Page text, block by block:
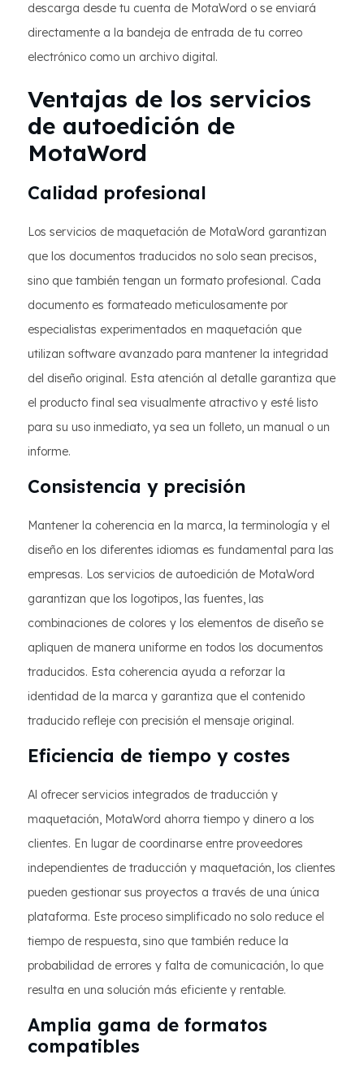
descarga desde tu cuenta de MotaWord o se enviará
directamente a la bandeja de entrada de tu correo
electrónico como un archivo digital.
Ventajas de los servicios
de autoedición de
MotaWord
Calidad profesional
Los servicios de maquetación de MotaWord garantizan
que los documentos traducidos no solo sean precisos,
sino que también tengan un formato profesional. Cada
documento es formateado meticulosamente por
especialistas experimentados en maquetación que
utilizan software avanzado para mantener la integridad
del diseño original. Esta atención al detalle garantiza que
el producto final sea visualmente atractivo y esté listo
para su uso inmediato, ya sea un folleto, un manual o un
informe.
Consistencia y precisión
Mantener la coherencia en la marca, la terminología y el
diseño en los diferentes idiomas es fundamental para las
empresas. Los servicios de autoedición de MotaWord
garantizan que los logotipos, las fuentes, las
combinaciones de colores y los elementos de diseño se
apliquen de manera uniforme en todos los documentos
traducidos. Esta coherencia ayuda a reforzar la
identidad de la marca y garantiza que el contenido
traducido refleje con precisión el mensaje original.
Eficiencia de tiempo y costes
Al ofrecer servicios integrados de traducción y
maquetación, MotaWord ahorra tiempo y dinero a los
clientes. En lugar de coordinarse entre proveedores
independientes de traducción y maquetación, los clientes
pueden gestionar sus proyectos a través de una única
plataforma. Este proceso simplificado no solo reduce el
tiempo de respuesta, sino que también reduce la
probabilidad de errores y falta de comunicación, lo que
resulta en una solución más eficiente y rentable.
Amplia gama de formatos
compatibles